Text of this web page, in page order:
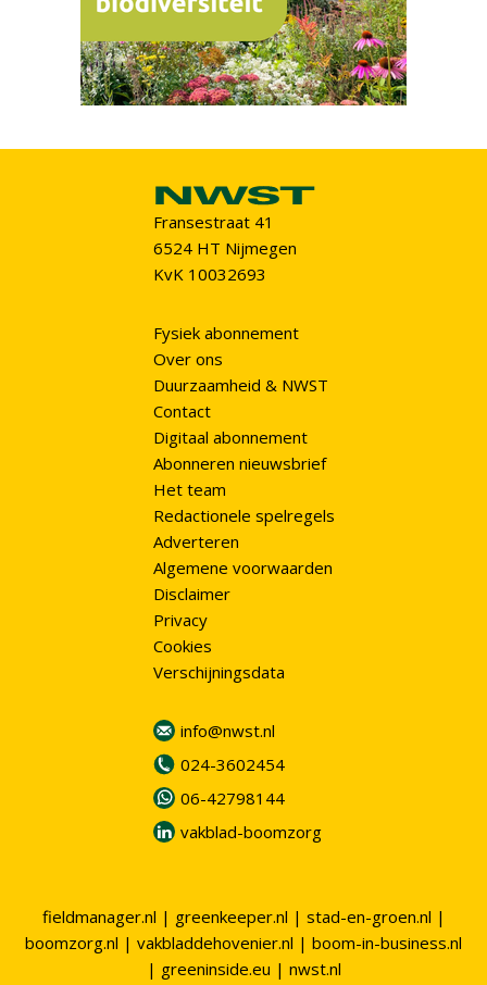
Fransestraat 41
6524 HT Nijmegen
KvK 10032693
Fysiek abonnement
Over ons
Duurzaamheid & NWST
Contact
Digitaal abonnement
Abonneren nieuwsbrief
Het team
Redactionele spelregels
Adverteren
Algemene voorwaarden
Disclaimer
Privacy
Cookies
Verschijningsdata
info@nwst.nl
024-3602454
06-42798144
vakblad-boomzorg
fieldmanager.nl | greenkeeper.nl | stad-en-groen.nl |
boomzorg.nl | vakbladdehovenier.nl | boom-in-business.nl
| greeninside.eu | nwst.nl